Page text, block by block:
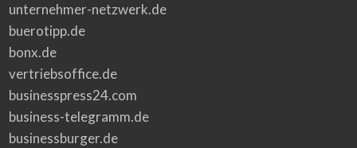
unternehmer-netzwerk.de
buerotipp.de
bonx.de
vertriebsoffice.de
businesspress24.com
business-telegramm.de
businessburger.de